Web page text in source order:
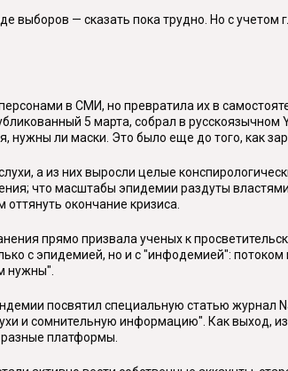
выборов — сказать пока трудно. Но с
в СМИ, но превратила их в
5 марта, собрал в
нужны ли маски. Это было еще до того, как
а из них выросли целые
что масштабы эпидемии раздуты
окончание кризиса.
прямо призвала ученых к
с эпидемией, но и с "инфодемией":
нужны".
посвятил специальную статью журнал
и сомнительную информацию". Как выход,
платформы.